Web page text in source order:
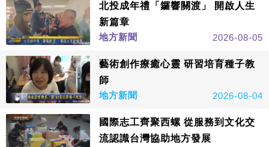
北投成年禮「鑼響關渡」 開啟人生
新篇章
地方新聞
2026-08-05
藝術創作療癒心靈 研習培育種子教
師
地方新聞
2026-08-04
國際志工齊聚西螺 從服務到文化交
流認識台灣協助地方發展